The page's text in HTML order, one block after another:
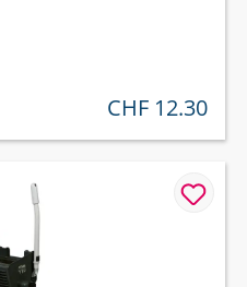
regulärer preis:
CHF 12.30